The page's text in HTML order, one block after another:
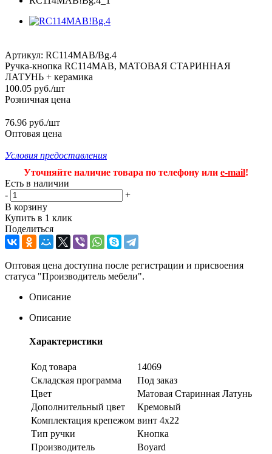
Артикул: RC114MAB/Bg.4
Ручка-кнопка RC114MAB, МАТОВАЯ СТАРИННАЯ
ЛАТУНЬ + керамика
100.05 руб./шт
Розничная цена
76.96 руб./шт
Оптовая цена
Условия предоставления
Уточняйте наличие товара по телефону или e-mail!
Есть в наличии
-
+
В корзину
Купить в 1 клик
Поделиться
Оптовая цена доступна после регистрации и присвоения
статуса "Производитель мебели".
Описание
Описание
Характеристики
Код товара
14069
Складская программа
Под заказ
Цвет
Матовая Старинная Латунь
Дополнительный цвет
Кремовый
Комплектация крепежом винт 4х22
Тип ручки
Кнопка
Производитель
Boyard